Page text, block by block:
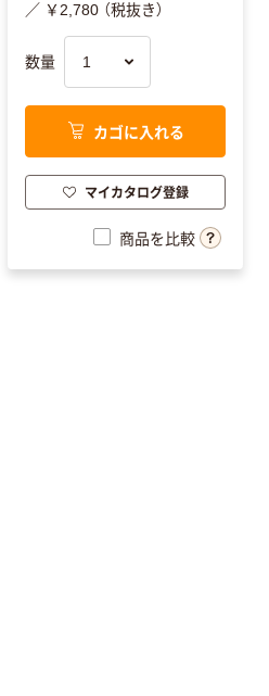
／ ￥2,780 （税抜き）
数量
カゴに入れる
マイカタログ登録
商品を比較